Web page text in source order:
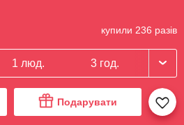
купили 236 разів
1 люд. 3 год.
Подарувати